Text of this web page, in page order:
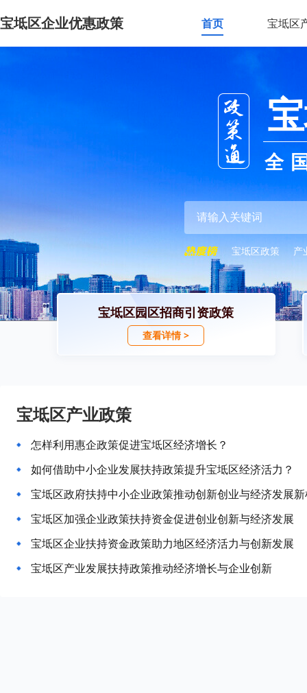
宝坻区企业优惠政策 首页 宝坻区
全
宝坻区政策 产
宝坻区园区招商引资政策
查看详情 >
宝坻区产业政策
怎样利用惠企政策促进宝坻区经济增长？
如何借助中小企业发展扶持政策提升宝坻区经济活力？
宝坻区政府扶持中小企业政策推动创新创业与经济发展
宝坻区加强企业政策扶持资金促进创业创新与经济发展
宝坻区企业扶持资金政策助力地区经济活力与创新发展
宝坻区产业发展扶持政策推动经济增长与企业创新